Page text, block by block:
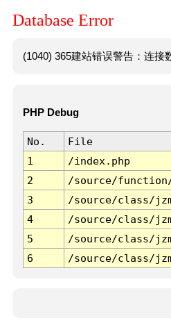
Database Error
(1040) 365建站错误警告：连接
PHP Debug
No. File
1
/index.php
2
/source/
3
/source/class/
4
/source/class/
5
/source/class/
6
/source/class/